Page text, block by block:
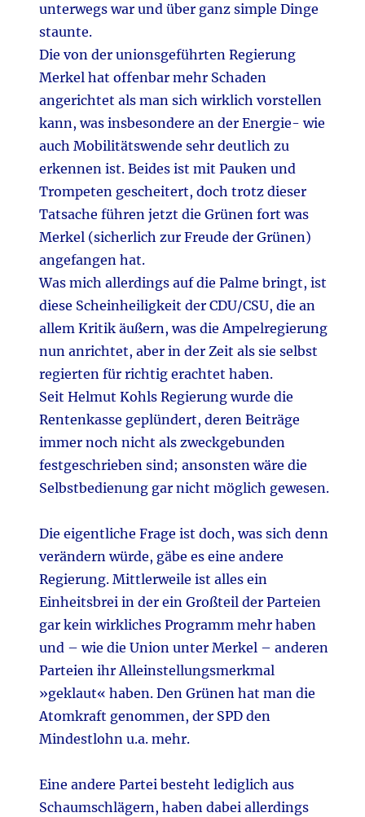
unterwegs war und über ganz simple Dinge
staunte.
Die von der unionsgeführten Regierung
Merkel hat offenbar mehr Schaden
angerichtet als man sich wirklich vorstellen
kann, was insbesondere an der Energie- wie
auch Mobilitätswende sehr deutlich zu
erkennen ist. Beides ist mit Pauken und
Trompeten gescheitert, doch trotz dieser
Tatsache führen jetzt die Grünen fort was
Merkel (sicherlich zur Freude der Grünen)
angefangen hat.
Was mich allerdings auf die Palme bringt, ist
diese Scheinheiligkeit der CDU/CSU, die an
allem Kritik äußern, was die Ampelregierung
nun anrichtet, aber in der Zeit als sie selbst
regierten für richtig erachtet haben.
Seit Helmut Kohls Regierung wurde die
Rentenkasse geplündert, deren Beiträge
immer noch nicht als zweckgebunden
festgeschrieben sind; ansonsten wäre die
Selbstbedienung gar nicht möglich gewesen.
Die eigentliche Frage ist doch, was sich denn
verändern würde, gäbe es eine andere
Regierung. Mittlerweile ist alles ein
Einheitsbrei in der ein Großteil der Parteien
gar kein wirkliches Programm mehr haben
und – wie die Union unter Merkel – anderen
Parteien ihr Alleinstellungsmerkmal
»geklaut« haben. Den Grünen hat man die
Atomkraft genommen, der SPD den
Mindestlohn u.a. mehr.
Eine andere Partei besteht lediglich aus
Schaumschlägern, haben dabei allerdings